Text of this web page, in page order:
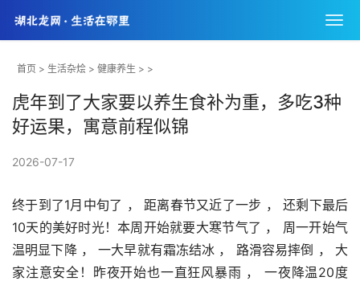
首页 > 生活杂烩 > 健康养生 > >
虎年到了大家要以养生食补为重，多吃3种
好运果，寓意前程似锦
2026-07-17
终于到了1月中旬了 ， 距离春节又近了一步 ， 还剩下最后
10天的美好时光！本周开始就要大寒节气了 ， 周一开始气
温明显下降 ， 一大早就有霜冻结冰 ， 路滑容易摔倒 ， 大
家注意安全！昨夜开始也一直狂风暴雨 ， 一夜降温20度